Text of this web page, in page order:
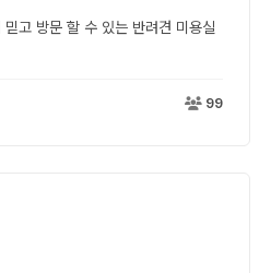
고 방문 할 수 있는 반려견 미용실
99